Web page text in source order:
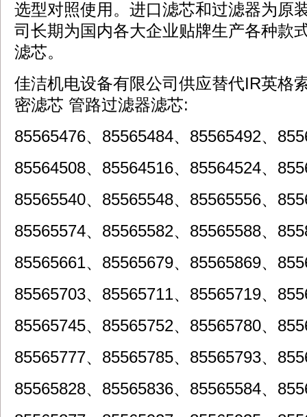
选型对照使用。进口滤芯和过滤器为原
司长期为国内各大企业贴牌生产各种款
滤芯。
佳洁机电设备有限公司供应替代IR英格
密滤芯 管路过滤器滤芯:
85565476、85565484、85565492、
85564508、85564516、85564524、
85565540、85565548、85565556、
85565574、85565582、85565588、
85565661、85565679、85565869、
85565703、85565711、85565719、
85565745、85565752、85565780、
85565777、85565785、85565793、
85565828、85565836、85565584、